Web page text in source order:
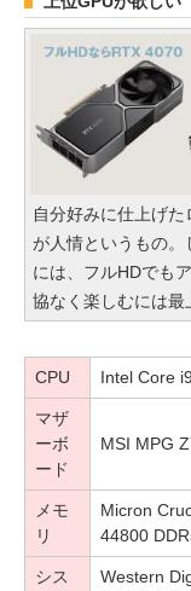
自分好みに仕上げ
が人情というもの
には、フルHDでも
協なく楽しむには最
CPU Intel Core
マザ
ーボ
ード
MSI MPG
メモ
リ
Micron
44800
シス
Western